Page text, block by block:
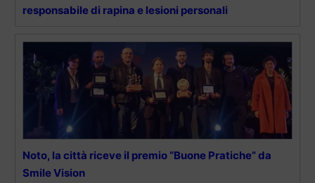
responsabile di rapina e lesioni personali
Noto, la città riceve il premio “Buone Pratiche” da
Smile Vision